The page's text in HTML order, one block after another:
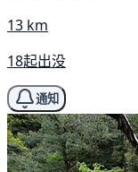
13 km
18起出没
通知